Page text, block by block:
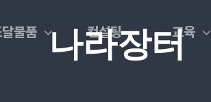
물품 컨설팅 교육
나라장터